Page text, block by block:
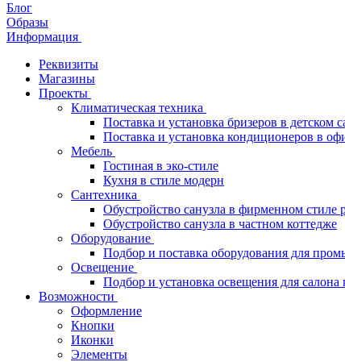
Блог
Образы
Информация
Реквизиты
Магазины
Проекты
Климатическая техника
Поставка и установка бризеров в детском
Поставка и установка кондиционеров в
Мебель
Гостиная в эко-стиле
Кухня в стиле модерн
Сантехника
Обустройство санузла в фирменном стиле
Обустройство санузла в частном коттедже
Оборудование
Подбор и поставка оборудования для
Освещение
Подбор и установка освещения для салона
Возможности
Оформление
Кнопки
Иконки
Элементы